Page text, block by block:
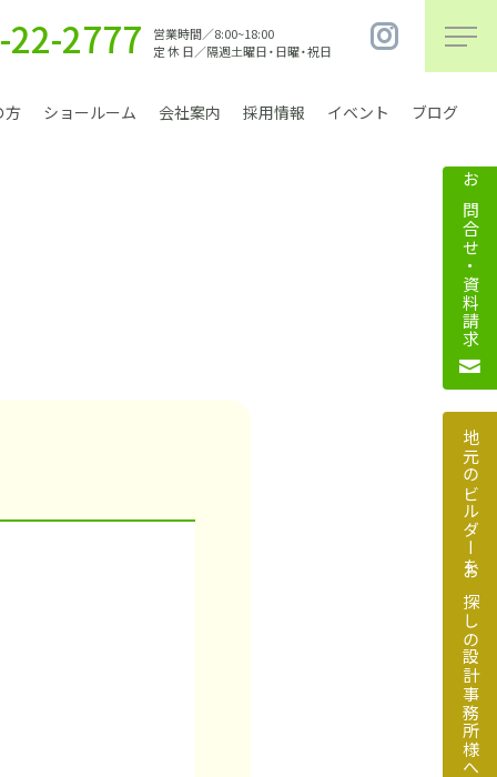
2777
営業時間／8:00~18:00
定 休 日／隔週土曜日・日曜・祝日
方 ショールーム 会社案内 採用情報 イベント ブログ
お問合せ・資料請求
地元のビルダーをお探しの設計事務所様へ